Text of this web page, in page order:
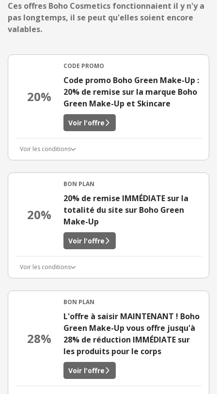
Ces offres Boho Cosmetics fonctionnaient il y n'y a
pas longtemps, il se peut qu'elles soient encore
valables.
20%
CODE PROMO
Code promo Boho Green Make-Up :
20% de remise sur la marque Boho
Green Make-Up et Skincare
Voir l'offre
Voir les conditions
20%
BON PLAN
20% de remise IMMÉDIATE sur la
totalité du site sur Boho Green
Make-Up
Voir l'offre
Voir les conditions
28%
BON PLAN
L'offre à saisir MAINTENANT ! Boho
Green Make-Up vous offre jusqu'à
28% de réduction IMMÉDIATE sur
les produits pour le corps
Voir l'offre